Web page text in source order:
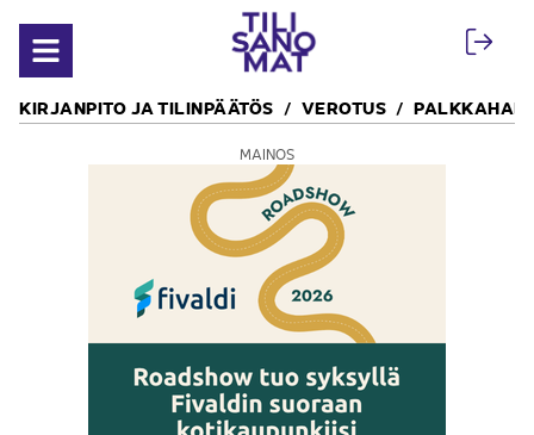
Avaa valikko
KIRJANPITO JA TILINPÄÄTÖS VEROTUS
MAINOS